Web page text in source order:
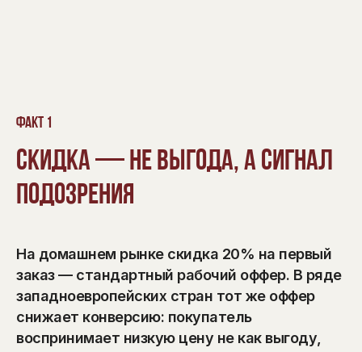
Факт 1
Скидка — не выгода, а сигнал
подозрения
На домашнем рынке скидка 20% на первый
заказ — стандартный рабочий оффер. В ряде
западноевропейских стран тот же оффер
снижает конверсию: покупатель
воспринимает низкую цену не как выгоду,